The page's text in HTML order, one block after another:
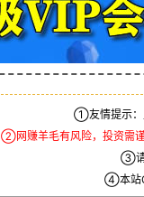
①友情提示：
②网赚羊毛有风险，投资需谨
③请
④本站